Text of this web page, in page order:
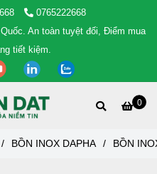
0765222668
An toàn tuyệt đối, Điểm mua
tiết kiệm.
0
/ BỒN INOX DAPHA / BỒN